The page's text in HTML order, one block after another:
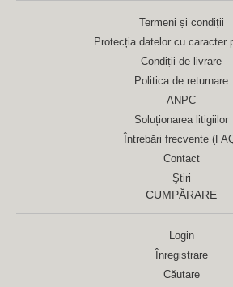
Termeni și condiții
Protecția datelor cu caracter
Condiții de livrare
Politica de returnare
ANPC
Soluționarea litigiilor
Întrebări frecvente
Contact
Ştiri
CUMPĂRARE
Login
Înregistrare
Căutare